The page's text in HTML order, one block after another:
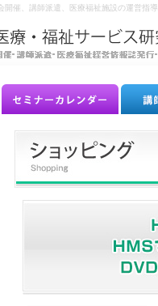
開催、講師派遣、医療福祉施設の運営